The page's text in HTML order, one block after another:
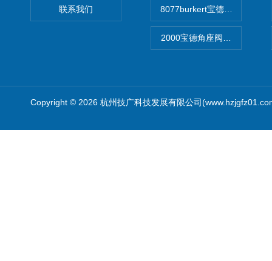
联系我们 8077burkert宝德椭圆齿轮脉
2000宝德角座阀德国宝帝
Copyright © 2026 杭州技广科技发展有限公司